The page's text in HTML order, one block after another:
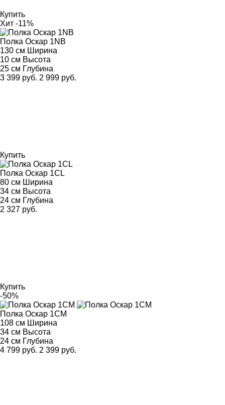
Купить
Хит -11%
Полка Оскар 1NB
130 см Ширина
10 см Высота
25 см Глубина
3 399 руб. 2 999 руб.
Купить
Полка Оскар 1CL
80 см Ширина
34 см Высота
24 см Глубина
2 327 руб.
Купить
-50%
Полка Оскар 1CM
108 см Ширина
34 см Высота
24 см Глубина
4 799 руб. 2 399 руб.